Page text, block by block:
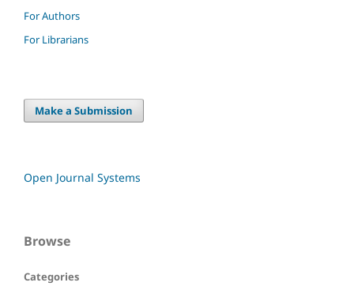
For Authors
For Librarians
Make a Submission
Open Journal Systems
Browse
Categories